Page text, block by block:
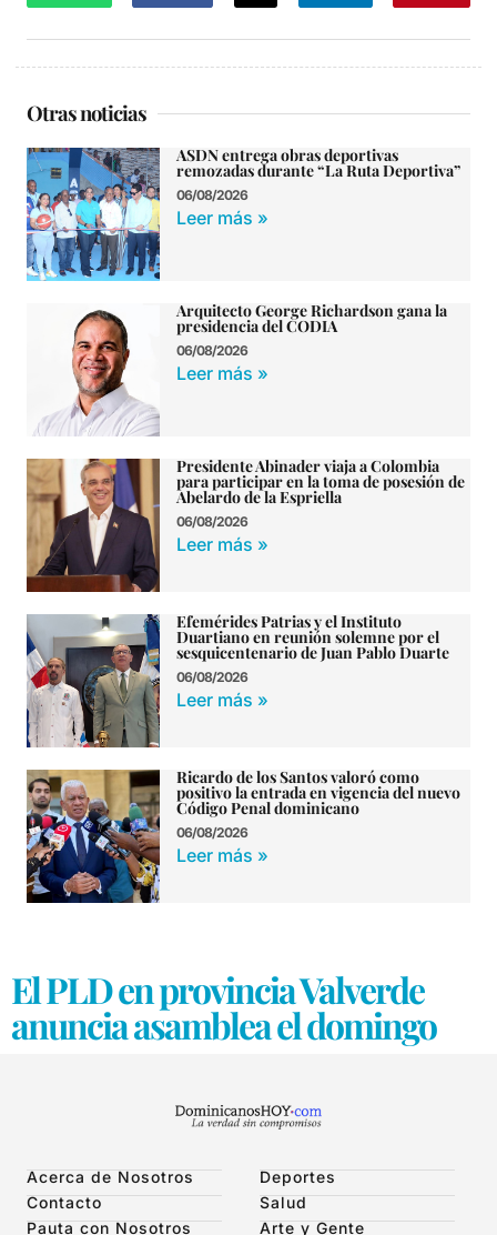
Otras noticias
ASDN entrega obras deportivas
remozadas durante “La Ruta Deportiva”
06/08/2026
Leer más »
Arquitecto George Richardson gana la
presidencia del CODIA
06/08/2026
Leer más »
Presidente Abinader viaja a Colombia
para participar en la toma de posesión de
Abelardo de la Espriella
06/08/2026
Leer más »
Efemérides Patrias y el Instituto
Duartiano en reunión solemne por el
sesquicentenario de Juan Pablo Duarte
06/08/2026
Leer más »
Ricardo de los Santos valoró como
positivo la entrada en vigencia del nuevo
Código Penal dominicano
06/08/2026
Leer más »
El PLD en provincia Valverde
anuncia asamblea el domingo
Acerca de Nosotros
Contacto
Pauta con Nosotros
Deportes
Salud
Arte y Gente